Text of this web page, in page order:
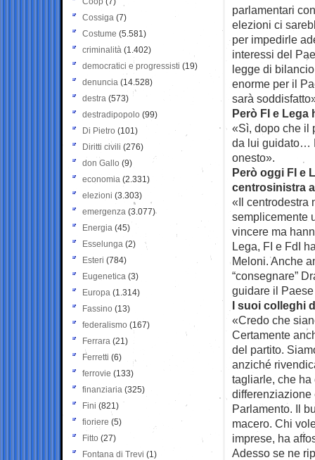
parlamentari
elezioni ci
per impedirle
interessi del
legge di
enorme per il
sarà
Però FI e
«Sì, dopo che il
da lui guidato…
onesto».
Però oggi FI e
centrosinistra
«Il centrodestra
semplicemente
vincere ma
Lega, FI e FdI
Meloni. Anche
“consegnare”
guidare il
I suoi colleghi
«Credo che
Certamente
del partito.
anziché
tagliarle, che ha
differenziazione
Parlamento. Il
macero. Chi
imprese, ha
Adesso se ne
Cossiga (7)
Costume (5.581)
criminalità (1.402)
democratici e progressisti (19)
denuncia (14.528)
destra (573)
destradipopolo (99)
Di Pietro (101)
Diritti civili (276)
don Gallo (9)
economia (2.331)
elezioni (3.303)
emergenza (3.077)
Energia (45)
Esselunga (2)
Esteri (784)
Eugenetica (3)
Europa (1.314)
Fassino (13)
federalismo (167)
Ferrara (21)
Ferretti (6)
ferrovie (133)
finanziaria (325)
Fini (821)
fioriere (5)
Fitto (27)
Fontana di Trevi (1)